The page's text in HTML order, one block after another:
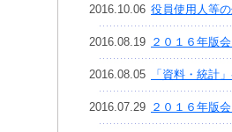
2016.10.06 役員使用人等
2016.08.19 ２０１６年版
2016.08.05 「資料・統計
2016.07.29 ２０１６年版